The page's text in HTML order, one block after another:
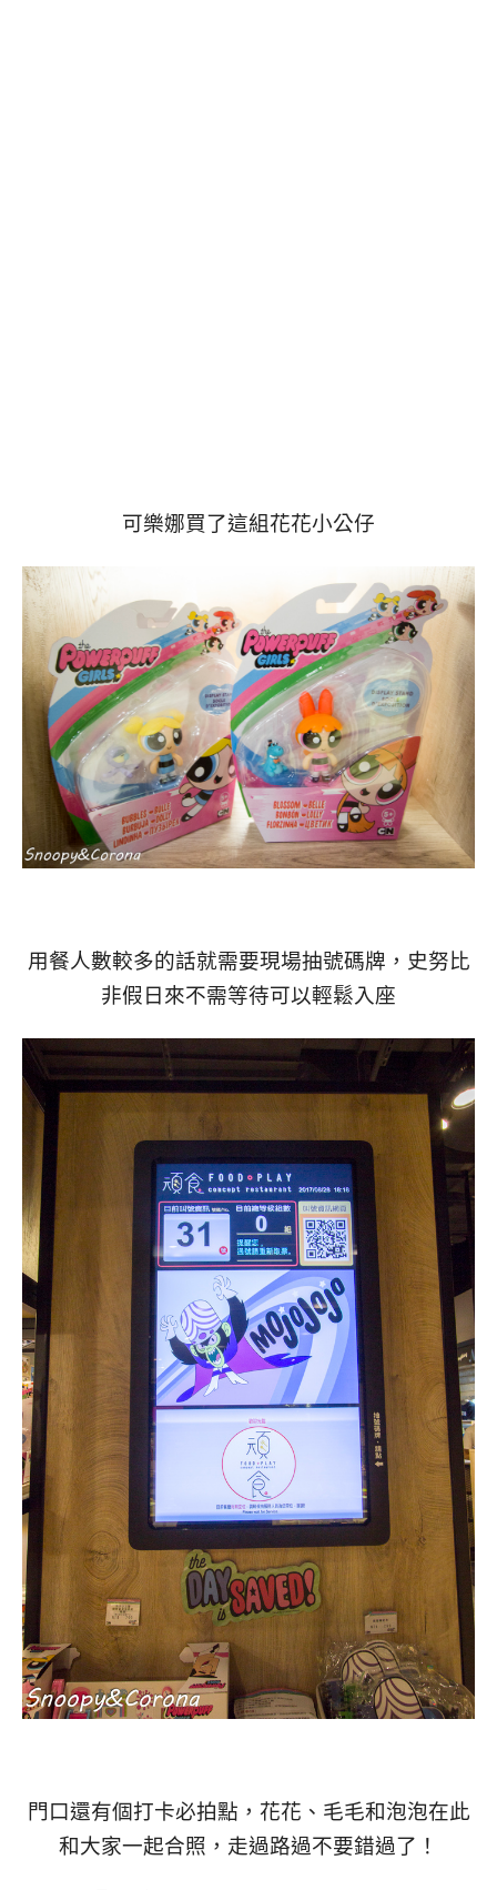
可樂娜買了這組花花小公仔
用餐人數較多的話就需要現場抽號碼牌，史努比
非假日來不需等待可以輕鬆入座
門口還有個打卡必拍點，花花、毛毛和泡泡在此
和大家一起合照， 走過路過不要錯過了！